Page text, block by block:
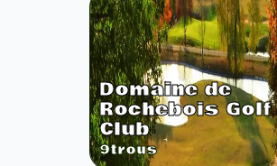
Domaine de
Rochebois Golf
Club
9trous